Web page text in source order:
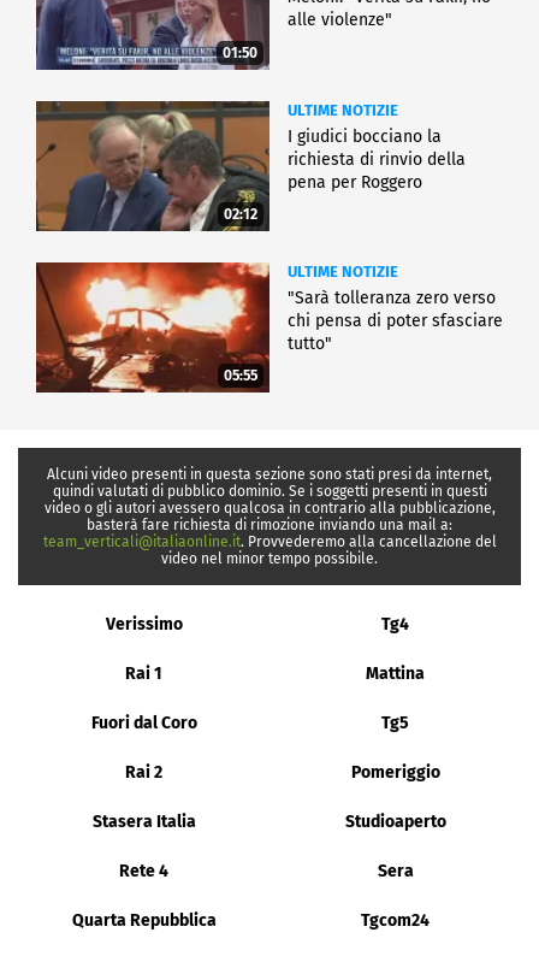
01:50
alle violenze"
02:12
ULTIME NOTIZIE
I giudici bocciano la
richiesta di rinvio della
pena per Roggero
05:55
ULTIME NOTIZIE
"Sarà tolleranza zero verso
chi pensa di poter sfasciare
tutto"
Alcuni video presenti in questa sezione sono stati presi da internet,
quindi valutati di pubblico dominio. Se i soggetti presenti in questi
video o gli autori avessero qualcosa in contrario alla pubblicazione,
basterà fare richiesta di rimozione inviando una mail a:
team_verticali@italiaonline.it. Provvederemo alla cancellazione del
video nel minor tempo possibile.
Verissimo Tg4
Rai 1 Mattina
Fuori dal Coro Tg5
Rai 2 Pomeriggio
Stasera Italia Studioaperto
Rete 4 Sera
Quarta Repubblica Tgcom24